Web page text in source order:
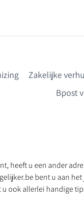
Zakelijke
Bpost
heeft u een ander
bent u aan
ook allerlei handige